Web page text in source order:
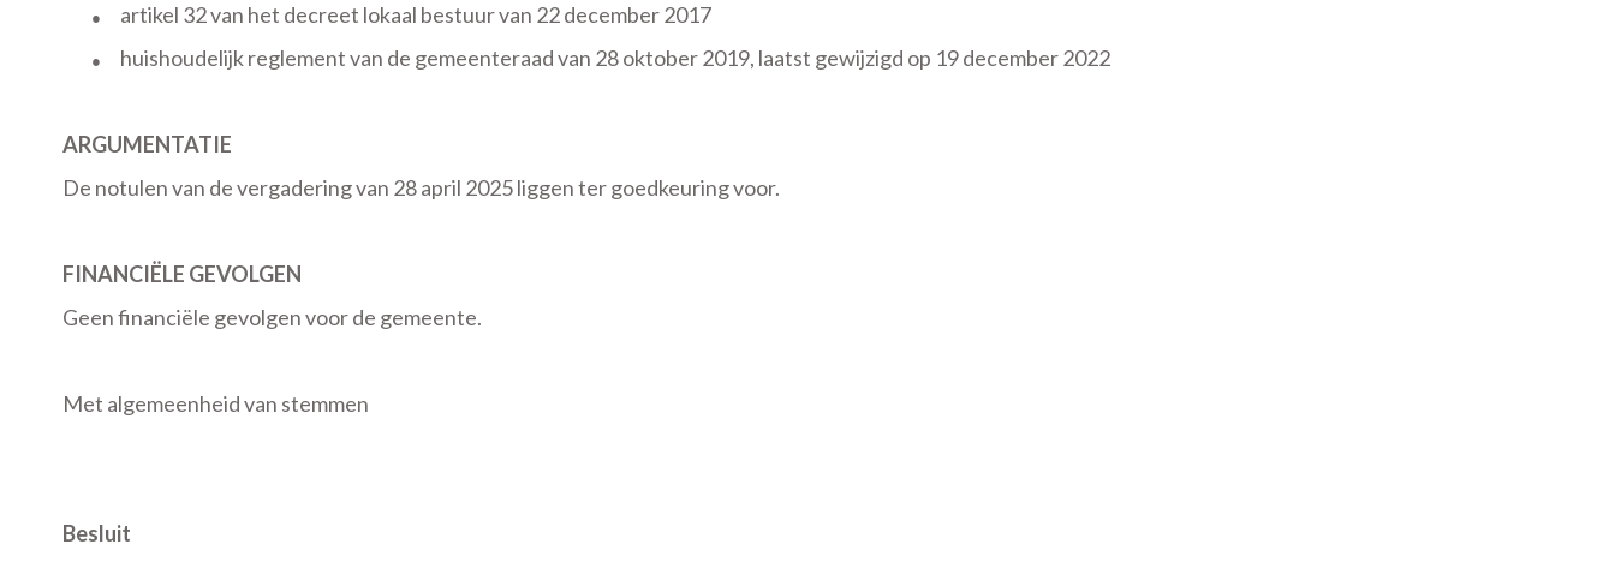
● artikel 32 van het decreet lokaal bestuur van 22 december 2017
● huishoudelijk reglement van de gemeenteraad van 28 oktober 2019, laatst gewijzigd op 19 december 2022
ARGUMENTATIE
De notulen van de vergadering van 28 april 2025 liggen ter goedkeuring voor.
FINANCIËLE GEVOLGEN
Geen financiële gevolgen voor de gemeente.
Met algemeenheid van stemmen
Besluit